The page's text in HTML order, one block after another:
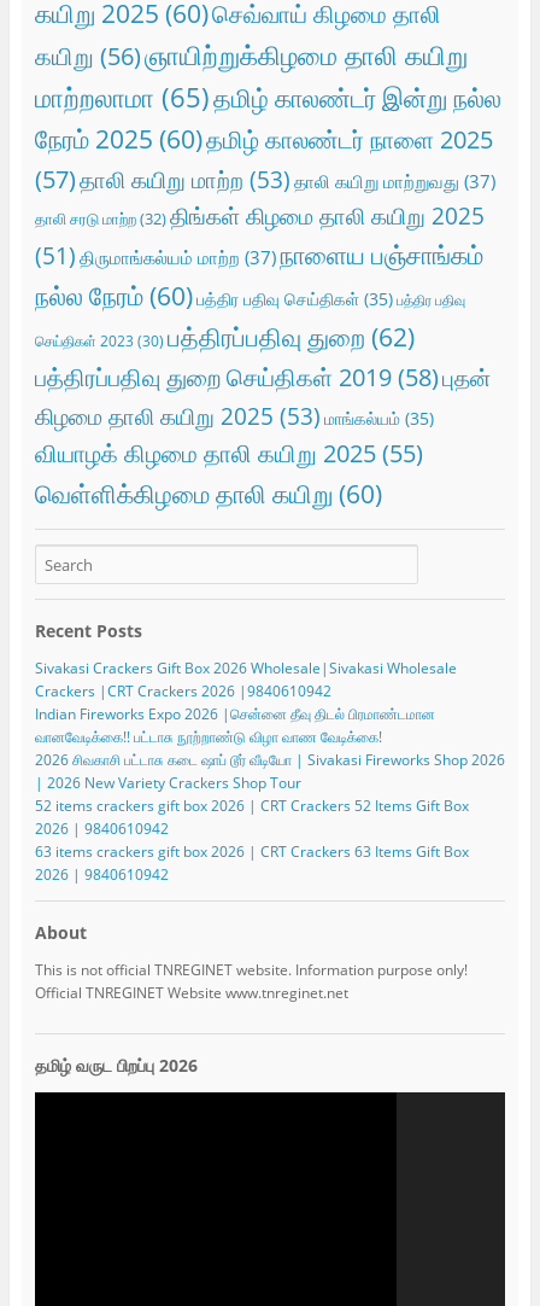
கயிறு 2025 (60)செவ்வாய் கிழமை தாலி
கயிறு (56)ஞாயிற்றுக்கிழமை தாலி கயிறு
மாற்றலாமா (65)தமிழ் காலண்டர் இன்று நல்ல
நேரம் 2025 (60)தமிழ் காலண்டர் நாளை 2025
(57)தாலி கயிறு மாற்ற (53) தாலி கயிறு மாற்றுவது (37)
தாலி சரடு மாற்ற(32)திங்கள் கிழமை தாலி கயிறு 2025
(51) திருமாங்கல்யம் மாற்ற (37)நாளைய பஞ்சாங்கம்
நல்ல நேரம்(60)பத்திர பதிவு செய்திகள்(35) பத்திர பதிவு
செய்திகள் 2023 (30) பத்திரப்பதிவு துறை (62)
பத்திரப்பதிவு துறை செய்திகள் 2019(58)புதன்
கிழமை தாலி கயிறு 2025 (53) மாங்கல்யம்(35)
வியாழக் கிழமை தாலி கயிறு 2025(55)
வெள்ளிக்கிழமை தாலி கயிறு (60)
Recent Posts
Sivakasi Crackers Gift Box 2026 Wholesale|Sivakasi Wholesale
Crackers |CRT Crackers 2026 |9840610942
Indian Fireworks Expo 2026 |சென்னை தீவு திடல் பிரமாண்டமான
வானவேடிக்கை!! பட்டாசு நூற்றாண்டு விழா வாண வேடிக்கை!
2026 சிவகாசி பட்டாசு கடை ஷாப் டூர் வீடியோ | Sivakasi Fireworks Shop 2026
| 2026 New Variety Crackers Shop Tour
52 items crackers gift box 2026 | CRT Crackers 52 Items Gift Box
2026 | 9840610942
63 items crackers gift box 2026 | CRT Crackers 63 Items Gift Box
2026 | 9840610942
About
This is not official TNREGINET website. Information purpose only!
Official TNREGINET Website www.tnreginet.net
தமிழ் வருட பிறப்பு 2026